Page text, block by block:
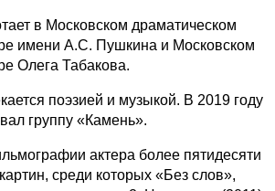
в Московском драматическом
имени А.С. Пушкина и Московском
Олега Табакова.
поэзией и музыкой. В 2019 году
группу «Камень».
актера более пятидесяти
среди которых «Без слов»,